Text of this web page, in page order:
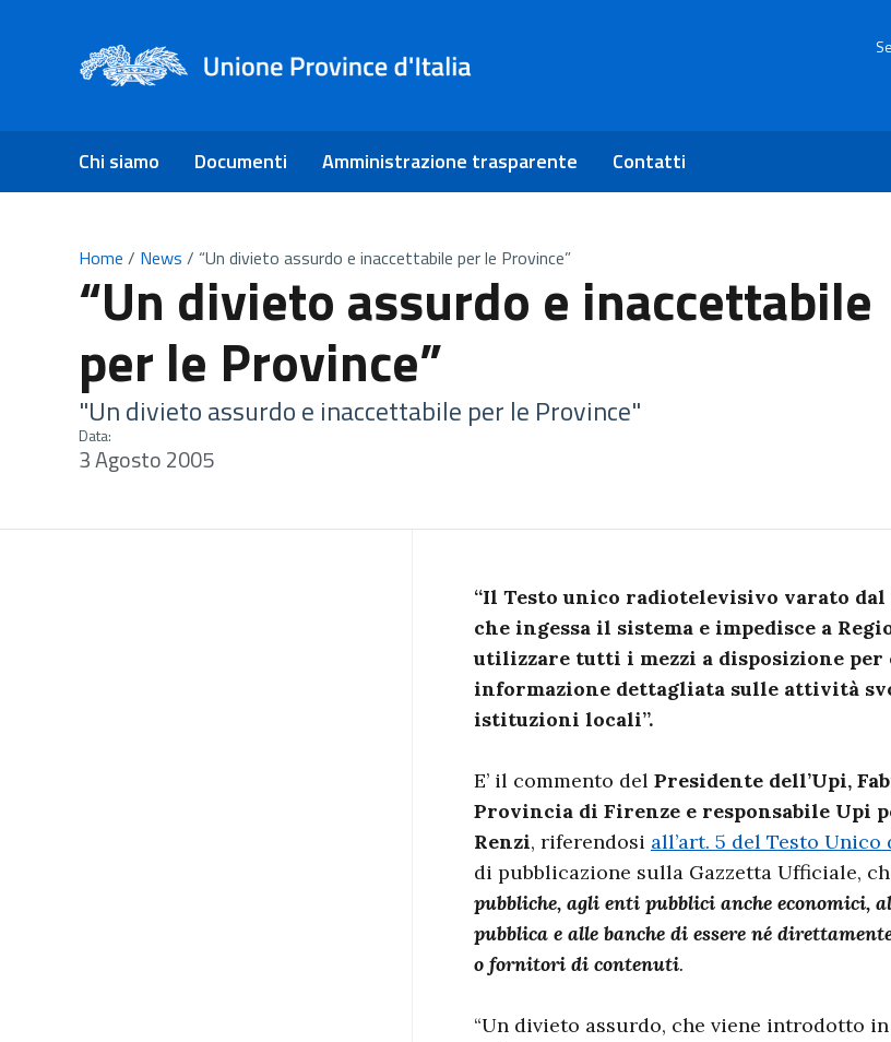
Chi siamo Documenti Amministrazione trasparente Contatti
Home / News / “Un divieto assurdo e inaccettabile per le Province”
“Un divieto assurdo e inaccettabile
per le Province”
"Un divieto assurdo e inaccettabile per le Province"
Data:
3 Agosto 2005
“Il Testo unico radiotelevisivo varato
che ingessa il sistema e impedisce a
utilizzare tutti i mezzi a disposizione
informazione dettagliata sulle attività
istituzioni locali”.
E’ il commento del Presidente dell’Upi,
Provincia di Firenze e responsabile Upi
Renzi, riferendosi all’art. 5 del Testo
di pubblicazione sulla Gazzetta Ufficiale,
pubbliche, agli enti pubblici anche economici,
pubblica e alle banche di essere né
o fornitori di contenuti.
“Un divieto assurdo, che viene introdotto